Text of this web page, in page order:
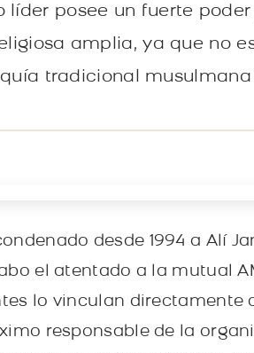
líder posee un fuerte
amplia, ya que no
tradicional
desde 1994 a Alí
el atentado a la mutual
lo vinculan directamente
responsable de la